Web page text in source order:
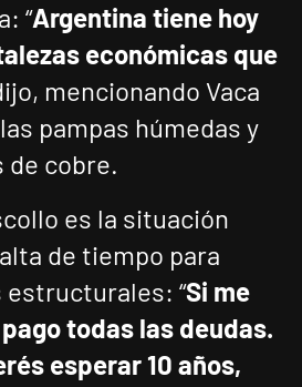
“Argentina tiene hoy
económicas que
mencionando Vaca
pampas húmedas y
de cobre.
es la situación
de tiempo para
“Si me
todas las deudas.
esperar 10 años,